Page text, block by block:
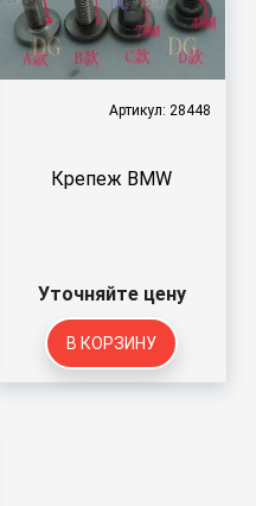
Артикул: 28448
Крепеж BMW
Уточняйте цену
В КОРЗИНУ